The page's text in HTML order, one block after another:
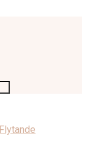
Flytande